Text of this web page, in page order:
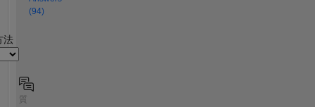
(94)
法
質